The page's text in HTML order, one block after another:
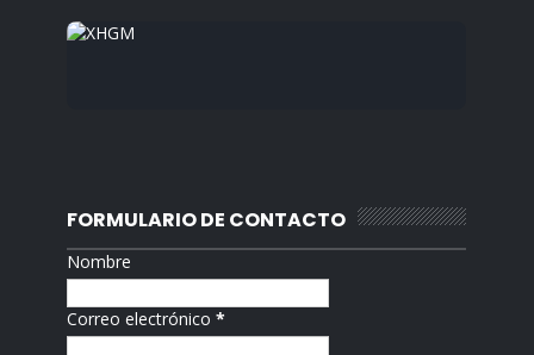
FORMULARIO DE CONTACTO
Nombre
Correo electrónico*